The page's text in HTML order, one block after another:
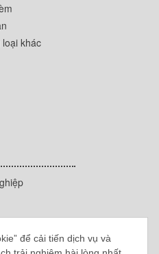
để cải tiến dịch vụ và
khác